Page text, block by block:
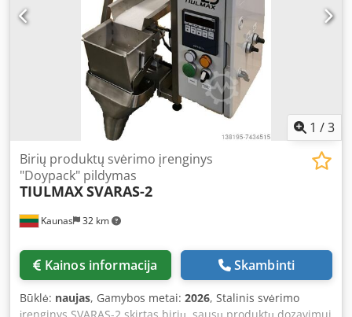
1 /3
Kaunas 32 km
Birių produktų svėrimo įrenginys
"Doypack" pildymas
TIULMAXSVARAS-2
Kainos informacija Skambinti
Būklė: naujas, Gamybos metai: 2026, Stalinis svėrimo
įrenginys SVARAS-2 skirtas birių, sausų produktų dozavimui